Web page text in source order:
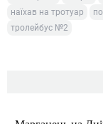
наїхав на тротуар
тролейбус №2